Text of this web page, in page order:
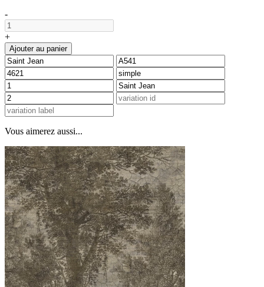
-
+
Ajouter au panier
Vous aimerez aussi...